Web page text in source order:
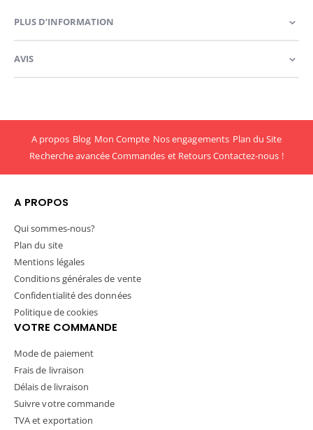
PLUS D’INFORMATION
AVIS
A propos Blog Mon Compte Nos engagements Plan du Site
Recherche avancéeCommandes et RetoursContactez-nous !
A PROPOS
Qui sommes-nous?
Plan du site
Mentions légales
Conditions générales de vente
Confidentialité des données
Politique de cookies
VOTRE COMMANDE
Mode de paiement
Frais de livraison
Délais de livraison
Suivre votre commande
TVA et exportation